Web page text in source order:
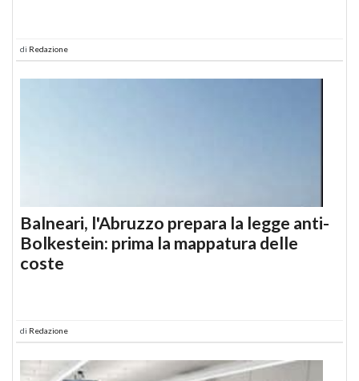
di Redazione
Balneari, l'Abruzzo prepara la legge anti-
Bolkestein: prima la mappatura delle
coste
di Redazione